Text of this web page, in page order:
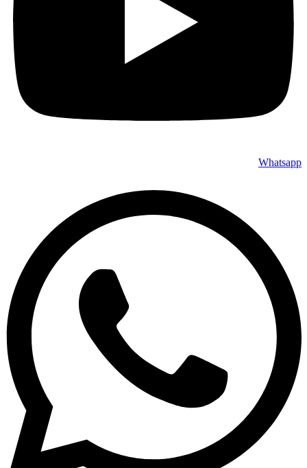
Whatsapp